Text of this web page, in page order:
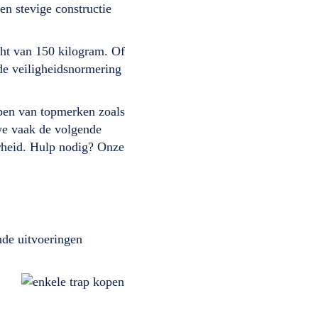
stevige constructie
van 150 kilogram. Of
veiligheidsnormering
van topmerken zoals
vaak de volgende
Hulp nodig? Onze
uitvoeringen